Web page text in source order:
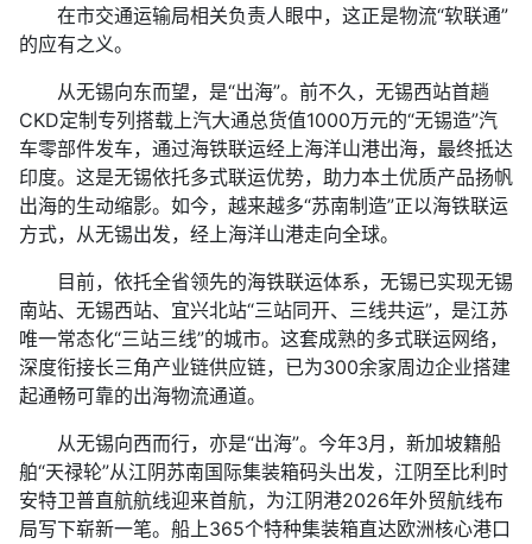
在市交通运输局相关负责人眼中，这正是物流“软联通”
的应有之义。
从无锡向东而望，是“出海”。前不久，无锡西站首趟
CKD定制专列搭载上汽大通总货值1000万元的“无锡造”汽
车零部件发车，通过海铁联运经上海洋山港出海，最终抵达
印度。这是无锡依托多式联运优势，助力本土优质产品扬帆
出海的生动缩影。如今，越来越多“苏南制造”正以海铁联运
方式，从无锡出发，经上海洋山港走向全球。
目前，依托全省领先的海铁联运体系，无锡已实现无锡
南站、无锡西站、宜兴北站“三站同开、三线共运”，是江苏
唯一常态化“三站三线”的城市。这套成熟的多式联运网络，
深度衔接长三角产业链供应链，已为300余家周边企业搭建
起通畅可靠的出海物流通道。
从无锡向西而行，亦是“出海”。今年3月，新加坡籍船
舶“天禄轮”从江阴苏南国际集装箱码头出发，江阴至比利时
安特卫普直航航线迎来首航，为江阴港2026年外贸航线布
局写下崭新一笔。船上365个特种集装箱直达欧洲核心港口